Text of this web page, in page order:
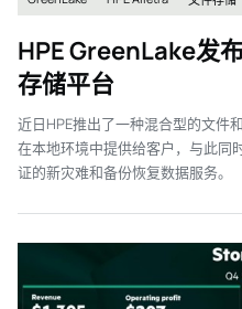
HPE GreenLake发
存储平台
近日HPE推出了一种混合型的文件
在本地环境中提供给客户，与此同
证的新灾难和备份恢复数据服务。